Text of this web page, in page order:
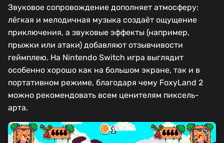
Звуковое сопровождение дополняет атмосферу:
лёгкая и мелодичная музыка создаёт ощущение
приключения, а звуковые эффекты (например,
прыжки или атаки) добавляют отзывчивости
геймплею. На Nintendo Switch игра выглядит
особенно хорошо как на большом экране, так и в
портативном режиме, благодаря чему FoxyLand 2
можно рекомендовать всем ценителям пиксель-
арта.